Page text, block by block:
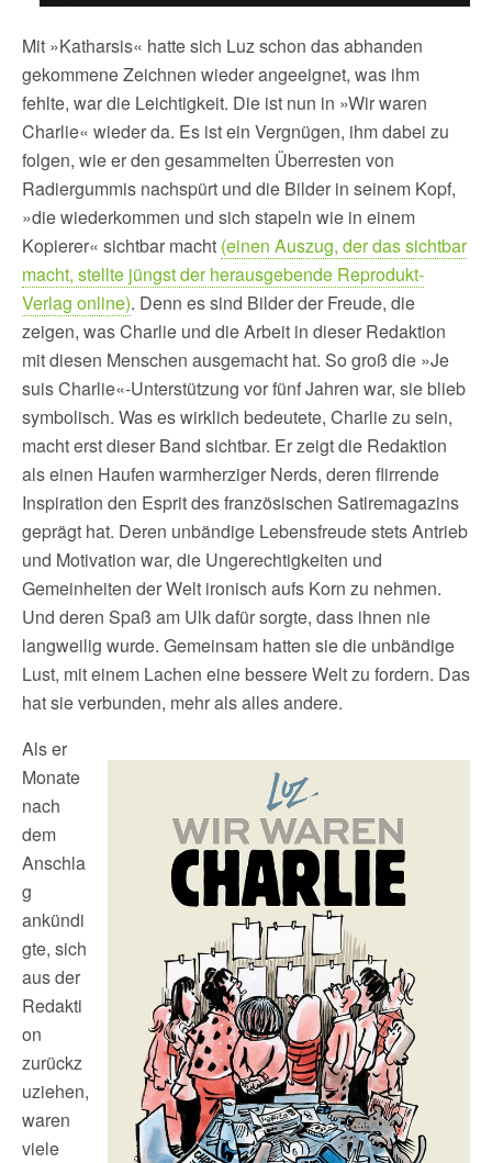
Mit »Katharsis« hatte sich Luz schon das abhanden
gekommene Zeichnen wieder angeeignet, was ihm
fehlte, war die Leichtigkeit. Die ist nun in »Wir waren
Charlie« wieder da. Es ist ein Vergnügen, ihm dabei zu
folgen, wie er den gesammelten Überresten von
Radiergummis nachspürt und die Bilder in seinem Kopf,
»die wiederkommen und sich stapeln wie in einem
Kopierer« sichtbar macht (einen Auszug, der das sichtbar
macht, stellte jüngst der herausgebende Reprodukt-
Verlag online). Denn es sind Bilder der Freude, die
zeigen, was Charlie und die Arbeit in dieser Redaktion
mit diesen Menschen ausgemacht hat. So groß die »Je
suis Charlie«-Unterstützung vor fünf Jahren war, sie blieb
symbolisch. Was es wirklich bedeutete, Charlie zu sein,
macht erst dieser Band sichtbar. Er zeigt die Redaktion
als einen Haufen warmherziger Nerds, deren flirrende
Inspiration den Esprit des französischen Satiremagazins
geprägt hat. Deren unbändige Lebensfreude stets Antrieb
und Motivation war, die Ungerechtigkeiten und
Gemeinheiten der Welt ironisch aufs Korn zu nehmen.
Und deren Spaß am Ulk dafür sorgte, dass ihnen nie
langweilig wurde. Gemeinsam hatten sie die unbändige
Lust, mit einem Lachen eine bessere Welt zu fordern. Das
hat sie verbunden, mehr als alles andere.
Als er
Monate
nach
dem
Anschla
g
ankündi
gte, sich
aus der
Redakti
on
zurückz
uziehen,
waren
viele